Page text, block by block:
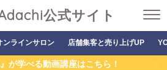
公式サイト
ンラインサロン 店舗集客と売り上げUP
が学べる動画講座はこちら！